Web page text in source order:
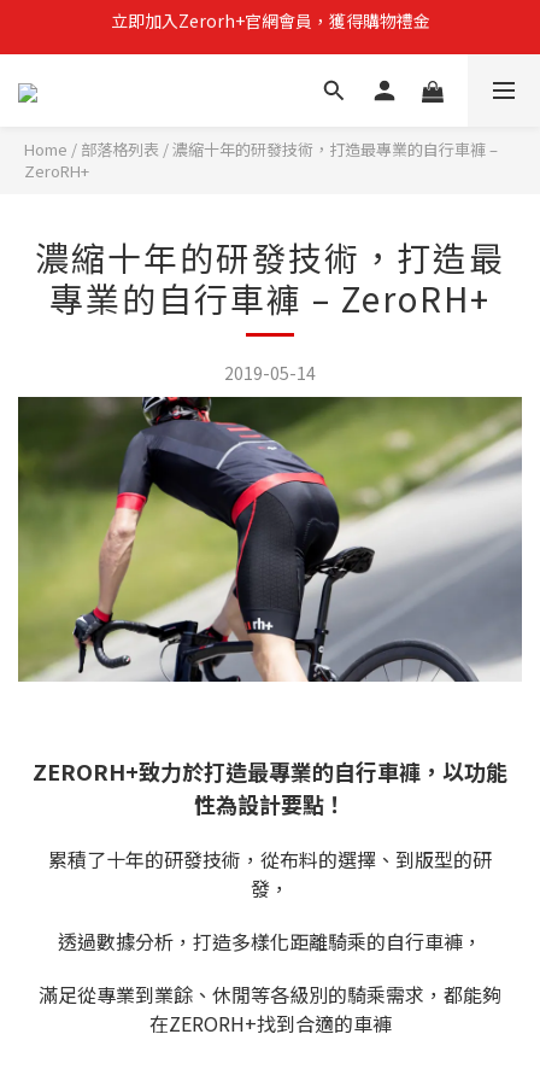
立即加入Zerorh+官網會員，獲得購物禮金
Zerorh+期間限定優惠全館滿15000折1500滿20000折2500
立即加入Zerorh+官網會員，獲得購物禮金
Home / 部落格列表 /濃縮十年的研發技術，打造最專業的自行車褲 –
ZeroRH+
濃縮十年的研發技術，打造最
專業的自行車褲 – ZeroRH+
2019-05-14
ZERORH+致力於打造最專業的自行車褲，以功能
性為設計要點！
累積了十年的研發技術，從布料的選擇、到版型的研
發，
透過數據分析，打造多樣化距離騎乘的自行車褲，
滿足從專業到業餘、休閒等各級別的騎乘需求，都能夠
在ZERORH+找到合適的車褲